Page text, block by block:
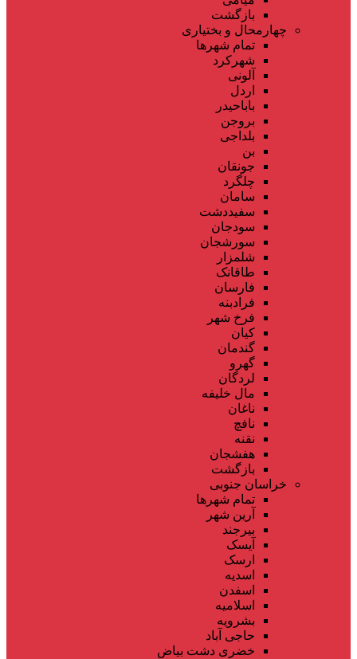
بازگشت
چهارمحال و بختیاری
تمام شهر‌ها
شهرکرد
آلونی
اردل
باباحیدر
بروجن
بلداجی
بن
جونقان
چلگرد
سامان
سفیددشت
سودجان
سورشجان
شلمزار
طاقانک
فارسان
فرادبنه
فرخ شهر
کیان
گندمان
گهرو
لردگان
مال خلیفه
ناغان
نافچ
نقنه
هفشجان
بازگشت
خراسان جنوبی
تمام شهر‌ها
آرین شهر
بیرجند
آیسک
ارسک
اسدیه
اسفدن
اسلامیه
بشرویه
حاجی آباد
خضری دشت بیاض